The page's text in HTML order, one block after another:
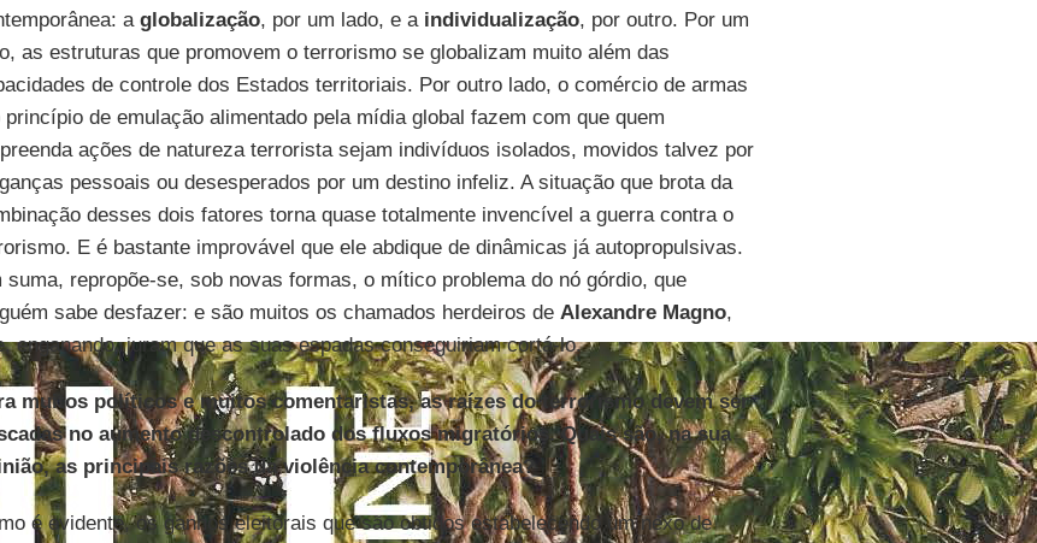
a globalização, por um lado, e a individualização, por outro. Por um
as estruturas que promovem o terrorismo se globalizam muito além das
de controle dos Estados territoriais. Por outro lado, o comércio de armas
princípio de emulação alimentado pela mídia global fazem com que quem
ações de natureza terrorista sejam indivíduos isolados, movidos talvez por
pessoais ou desesperados por um destino infeliz. A situação que brota da
desses dois fatores torna quase totalmente invencível a guerra contra o
E é bastante improvável que ele abdique de dinâmicas já autopropulsivas.
suma, repropõe-se, sob novas formas, o mítico problema do nó górdio, que
sabe desfazer: e são muitos os chamados herdeiros de Alexandre Magno,
enganando, juram que as suas espadas conseguiriam cortá-lo.
muitos políticos e muitos comentaristas, as raízes do terrorismo devem ser
no aumento descontrolado dos fluxos migratórios. Quais são, na sua
as principais razões da violência contemporânea?
é evidente, os ganhos eleitorais que são obtidos estabelecendo um nexo de